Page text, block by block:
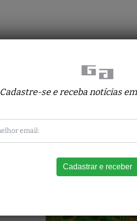
Obras relacionadas
Cadastre-se e receba notícias